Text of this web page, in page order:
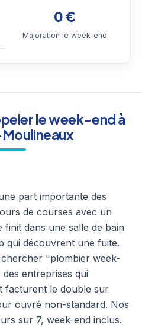
0 €
Majoration le week-end
le week-end à
part importante des
de courses avec un
dans une salle de bain
qui découvrent une fuite.
"plombier week-
entreprises qui
facturent le double sur
ouvré non-standard. Nos
sur 7, week-end inclus.